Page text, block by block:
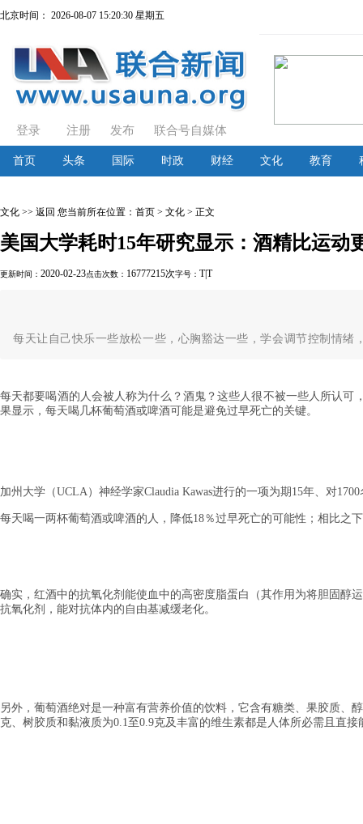
北京时间： 2026-08-07 15:20:31 星期五
登录 注册 发布 联合号自媒体
首页 头条 国际 时政 财经 文化 教育
文化 >> 返回 您当前所在位置： 首页 > 文化 > 正文
美国大学耗时15年研究显示：酒精比运动
更新时间： 2020-02-23点击次数： 16777215次字号： T|T
每天让自己快乐一些放松一些，心胸豁达一些，学会调节控制情绪
每天都要喝酒的人会被人称为什么？ 酒鬼？这些人很不被一些人所认可
果显示，每天喝几杯葡萄酒或啤酒可能是避免过早死亡的关键。
加州大学（UCLA）神经学家Claudia Kawas进行的一项为期15年、对
每天喝一两杯葡萄酒或啤酒的人，降低18％过早死亡的可能性； 相比之
确实，红酒中的抗氧化剂能使血中的高密度脂蛋白（其作用为将胆固醇
抗氧化剂，能对抗体内的自由基减缓老化。
另外，葡萄酒绝对是一种富有营养价值的饮料，它含有糖类、果胶质、
克、树胶质和黏液质为0.1至0.9克及丰富的维生素都是人体所必需且直接